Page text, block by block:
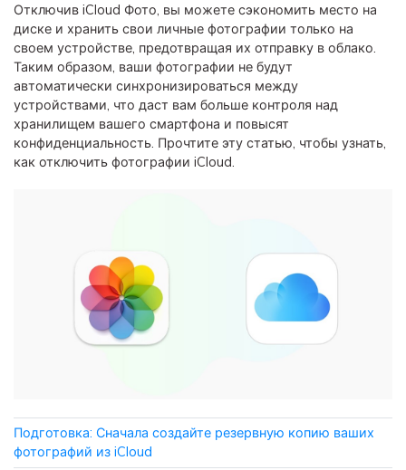
восстанавливайте резервные
копии.
Перенос плейлистов
НОВИНКА
Переносите музыкальные
плейлисты с одного потокового
Приложение
Mutsapper
Передавайте данные WhatsApp &
WhatsApp Business без сброса
Приложение MobileTrans
Передавайте данные смартфона,
данные WhatsApp и файлы между
Отключив iCloud Фото, вы можете сэкономить место на
диске и хранить свои личные фотографии только на
своем устройстве, предотвращая их отправку в облако.
Таким образом, ваши фотографии не будут
автоматически синхронизироваться между
устройствами, что даст вам больше контроля над
хранилищем вашего смартфона и повысят
конфиденциальность. Прочтите эту статью, чтобы узнать,
как отключить фотографии iCloud.
Подготовка: Сначала создайте резервную копию ваших
фотографий из iCloud